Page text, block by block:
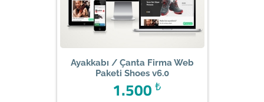
Ayakkabı / Çanta Firma Web
Paketi Shoes v6.0
₺
1.500